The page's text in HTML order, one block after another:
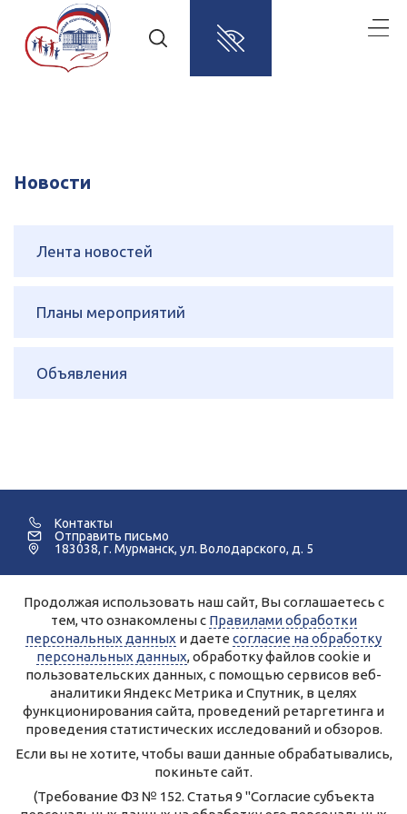
Новости
Лента новостей
Планы мероприятий
Объявления
Контакты
Отправить письмо
183038, г. Мурманск, ул. Володарского, д. 5
©2005-2026 Мурманский Педагогический Колледж.
Для улучшения работы сайта и его взаимодействия с
пользователями используются файлы cookie и сервисы веб-
аналитики Яндекс.Метрика, Спутник.
Продолжая работу с сайтом, Вы даете разрешение на
использование cookie-файлов и согласие на обработку данных
сервисами Яндекс.Метрика, Спутник.
Вы всегда можете отключить файлы cookie в настройках Вашего
браузера.
Персональные данные, опубликованные на сайте, размещены с
согласия субъектов персональных данных.
Условия и запреты не установлены.
Правила обработки персональных данных ГАПОУ МО
«Мурманский педагогический колледж»
Согласие на обработку персональных данных
Продолжая использовать наш сайт, Вы соглашаетесь с
тем, что ознакомлены с Правилами обработки
персональных данных и даете согласие на обработку
персональных данных, обработку файлов cookie и
пользовательских данных, с помощью сервисов веб-
аналитики Яндекс Метрика и Спутник, в целях
функционирования сайта, проведений ретаргетинга и
проведения статистических исследований и обзоров.
Если вы не хотите, чтобы ваши данные обрабатывались,
покиньте сайт.
(Требование ФЗ № 152. Статья 9 "Согласие субъекта